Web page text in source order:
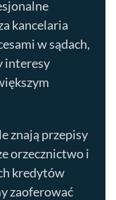
kancelaria
w sądach,
interesy
znają przepisy
orzecznictwo i
kredytów
zaoferować